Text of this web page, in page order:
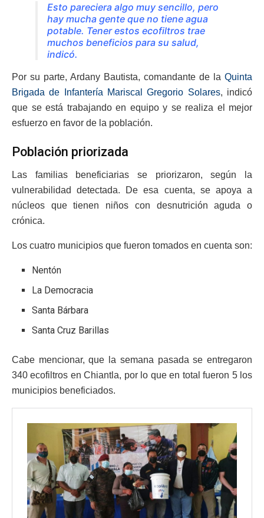
Esto pareciera algo muy sencillo, pero
hay mucha gente que no tiene agua
potable. Tener estos ecofiltros trae
muchos beneficios para su salud,
indicó.
Por su parte, Ardany Bautista, comandante de la Quinta
Brigada de Infantería Mariscal Gregorio Solares, indicó
que se está trabajando en equipo y se realiza el mejor
esfuerzo en favor de la población.
Población priorizada
Las familias beneficiarias se priorizaron, según la
vulnerabilidad detectada. De esa cuenta, se apoya a
núcleos que tienen niños con desnutrición aguda o
crónica.
Los cuatro municipios que fueron tomados en cuenta son:
Nentón
La Democracia
Santa Bárbara
Santa Cruz Barillas
Cabe mencionar, que la semana pasada se entregaron
340 ecofiltros en Chiantla, por lo que en total fueron 5 los
municipios beneficiados.